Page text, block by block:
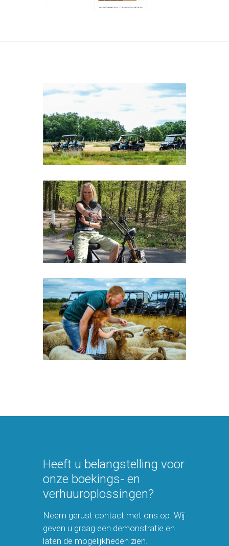
Heeft u belangstelling voor
onze boekings- en
verhuuroplossingen?
Neem gerust contact met ons op. Wij
geven u graag een demonstratie en
laten de mogelijkheden zien.